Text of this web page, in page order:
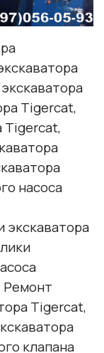
Tigercat,
Tigercat,
насоса
экскаватора
Ремонт
Tigercat,
клапана